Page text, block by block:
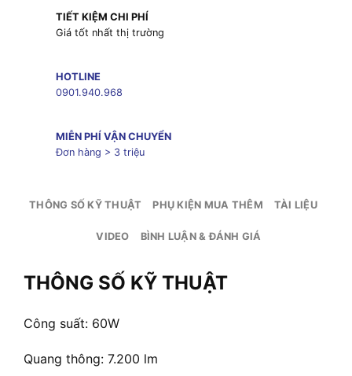
TIẾT KIỆM CHI PHÍ
Giá tốt nhất thị trường
HOTLINE
0901.940.968
MIỄN PHÍ VẬN CHUYỂN
Đơn hàng > 3 triệu
THÔNG SỐ KỸ THUẬT PHỤ KIỆN MUA THÊM TÀI LIỆU
VIDEO BÌNH LUẬN & ĐÁNH GIÁ
THÔNG SỐ KỸ THUẬT
Công suất: 60W
Quang thông: 7.200 lm